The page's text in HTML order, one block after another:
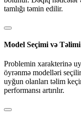
tamlığı təmin edilir.
Model Seçimi və Təlimi
Problemin xarakterinə
öyrənmə modelləri
uyğun olanları təlim
performansı artırılır.